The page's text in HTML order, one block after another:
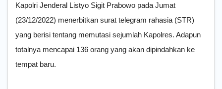
Kapolri Jenderal Listyo Sigit Prabowo pada Jumat
(23/12/2022) menerbitkan surat telegram rahasia (STR)
yang berisi tentang memutasi sejumlah Kapolres. Adapun
totalnya mencapai 136 orang yang akan dipindahkan ke
tempat baru.